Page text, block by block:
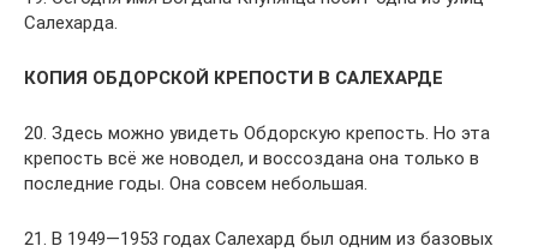
Салехарда.
КОПИЯ ОБДОРСКОЙ КРЕПОСТИ В САЛЕХАРДЕ
20. Здесь можно увидеть Обдорскую крепость. Но эта
крепость всё же новодел, и воссоздана она только в
последние годы. Она совсем небольшая.
21. В 1949—1953 годах Салехард был одним из базовых